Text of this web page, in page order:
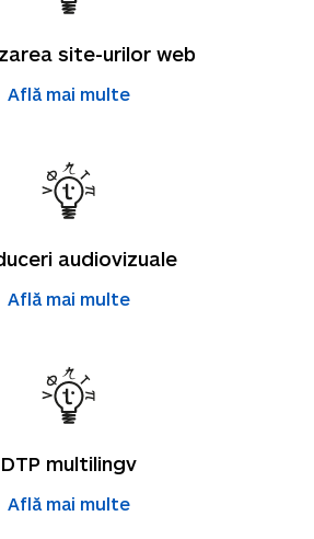
site-urilor web
Află mai multe
audiovizuale
Află mai multe
DTP multilingv
Află mai multe